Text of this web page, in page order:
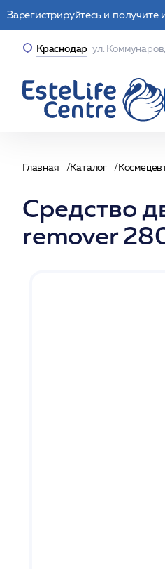
Зарегистрируйтесь и
Краснодар ул.
Главная Каталог
Средство
remover